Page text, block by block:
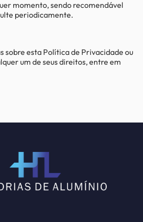
momento, sendo recomendável
periodicamente.
sobre esta Política de Privacidade ou
um de seus direitos, entre em